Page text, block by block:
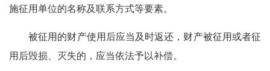
施征用单位的名称及联系方式等要素。
被征用的财产使用后应当及时返还，财产被征用或者征
用后毁损、灭失的，应当依法予以补偿。